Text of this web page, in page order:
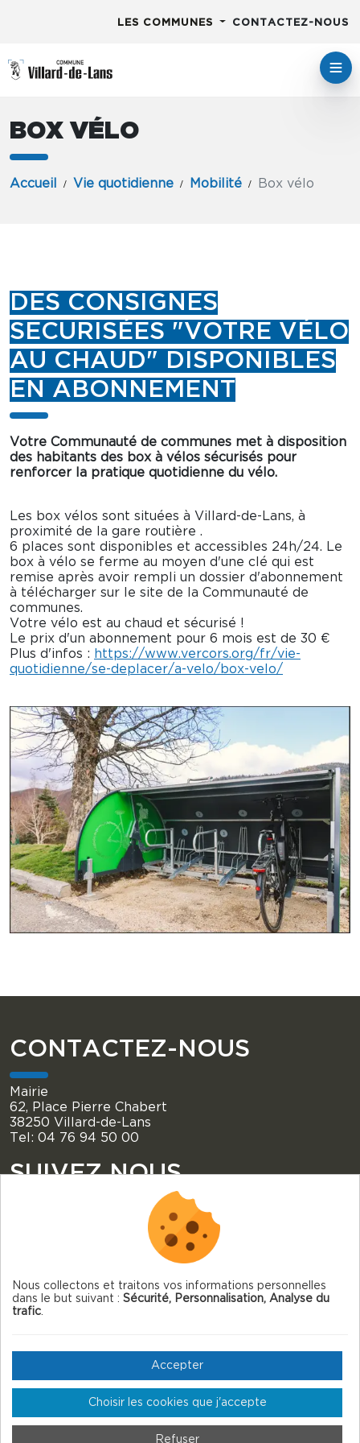
LES COMMUNES CONTACTEZ-NOUS
BOX VÉLO
Accueil Vie quotidienne Mobilité Box vélo
DES CONSIGNES
SECURISÉES "VOTRE VÉLO
AU CHAUD" DISPONIBLES
EN ABONNEMENT
Votre Communauté de communes met à disposition
des habitants des box à vélos sécurisés pour
renforcer la pratique quotidienne du vélo.
Les box vélos sont situées à Villard-de-Lans, à
proximité de la gare routière .
6 places sont disponibles et accessibles 24h/24. Le
box à vélo se ferme au moyen d'une clé qui est
remise après avoir rempli un dossier d'abonnement
à télécharger sur le site de la Communauté de
communes.
Votre vélo est au chaud et sécurisé !
Le prix d'un abonnement pour 6 mois est de 30 €
Plus d'infos : https://www.vercors.org/fr/vie-
quotidienne/se-deplacer/a-velo/box-velo/
CONTACTEZ-NOUS
Mairie
62, Place Pierre Chabert
38250 Villard-de-Lans
Tel: 04 76 94 50 00
SUIVEZ NOUS
© 2026 Villard-de-Lans — Tous droits réservés
Gestion des cookies
Nous collectons et traitons vos informations personnelles
dans le but suivant : Sécurité, Personnalisation, Analyse du
trafic.
Accepter
Refuser
Choisir les cookies que j'accepte